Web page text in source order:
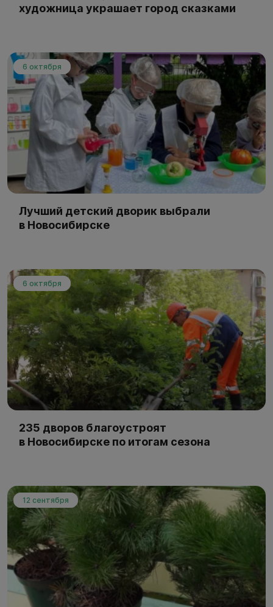
художница украшает город сказками
6 октября
Лучший детский дворик выбрали
в Новосибирске
6 октября
235 дворов благоустроят
в Новосибирске по итогам сезона
12 сентября